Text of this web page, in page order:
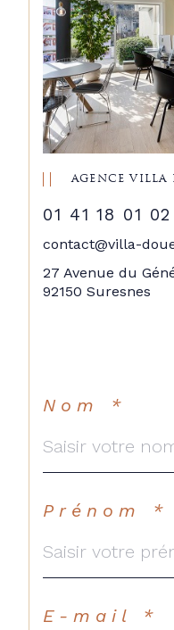
AGENCE VILLA
01 41 18 01 02
contact@villa-
27 Avenue du
92150 Suresnes
Nom *
Prénom *
E-mail *